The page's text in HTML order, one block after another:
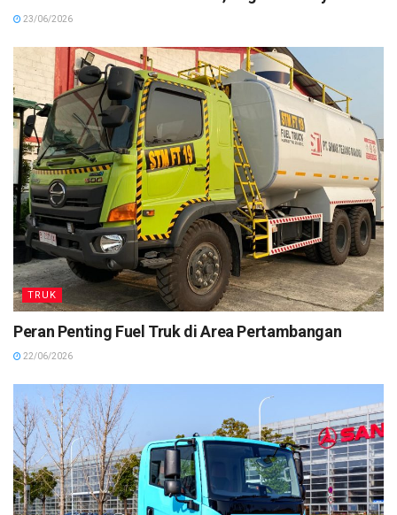
23/06/2026
TRUK
Peran Penting Fuel Truk di Area Pertambangan
22/06/2026